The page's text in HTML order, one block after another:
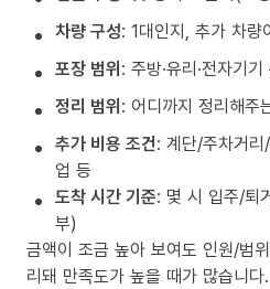
차량 구성: 1대인지, 추가 차량
포장 범위: 주방·유리·전자기
정리 범위: 어디까지 정리해주
추가 비용 조건: 계단/주차거
업 등
도착 시간 기준: 몇 시 입주/퇴
부)
금액이 조금 높아 보여도 인원/범
리돼 만족도가 높을 때가 많습니다.